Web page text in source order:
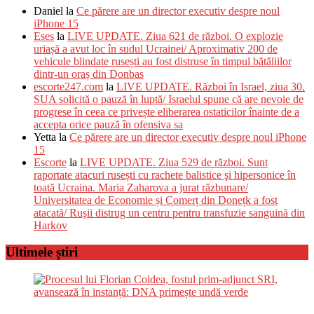
Daniel la Ce părere are un director executiv despre noul
iPhone 15
Eses la LIVE UPDATE. Ziua 621 de război. O explozie
uriașă a avut loc în sudul Ucrainei/ Aproximativ 200 de
vehicule blindate rusești au fost distruse în timpul bătăliilor
dintr-un oraș din Donbas
escorte247.com la LIVE UPDATE. Război în Israel, ziua 30.
SUA solicită o pauză în luptă/ Israelul spune că are nevoie de
progrese în ceea ce privește eliberarea ostaticilor înainte de a
accepta orice pauză în ofensiva sa
Yetta la Ce părere are un director executiv despre noul iPhone
15
Escorte la LIVE UPDATE. Ziua 529 de război. Sunt
raportate atacuri rusești cu rachete balistice şi hipersonice în
toată Ucraina. Maria Zaharova a jurat răzbunare/
Universitatea de Economie și Comerț din Donețk a fost
atacată/ Ruşii distrug un centru pentru transfuzie sanguină din
Harkov
Ultimele știri